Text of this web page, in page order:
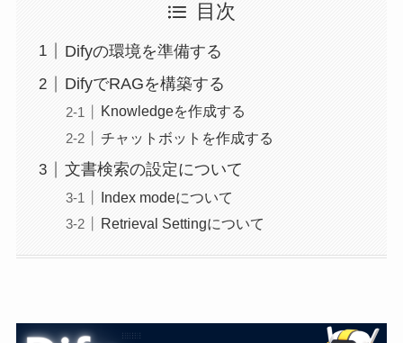
目次
Difyの環境を準備する
DifyでRAGを構築する
Knowledgeを作成する
チャットボットを作成する
文書検索の設定について
​Index modeについて
Retrieval Settingについて